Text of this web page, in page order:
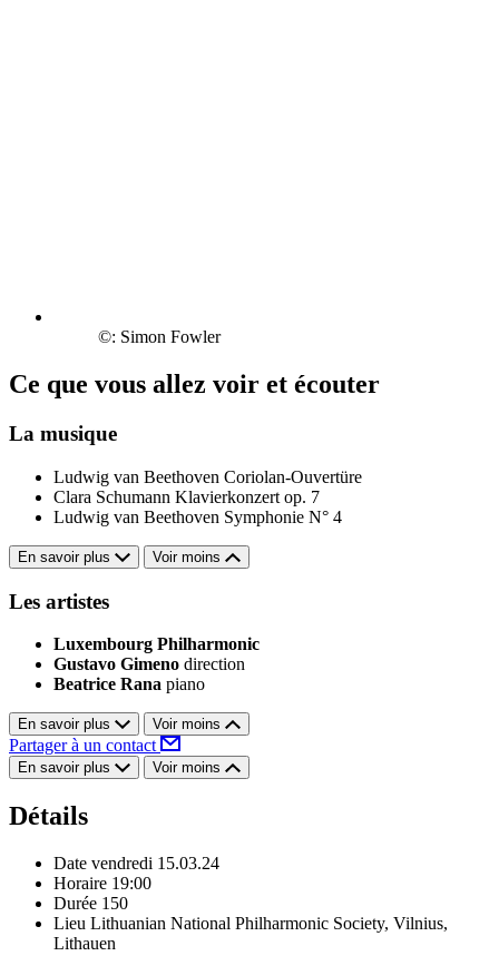
©: Simon Fowler
Ce que vous allez voir et écouter
La musique
Ludwig van Beethoven Coriolan-Ouvertüre
Clara Schumann Klavierkonzert op. 7
Ludwig van Beethoven Symphonie N° 4
En savoir plus Voir moins
Les artistes
Luxembourg Philharmonic
Gustavo Gimeno direction
Beatrice Rana piano
En savoir plus Voir moins
Partager à un contact
En savoir plus Voir moins
Détails
Date vendredi 15.03.24
Horaire 19:00
Durée 150
Lieu Lithuanian National Philharmonic Society, Vilnius,
Lithauen